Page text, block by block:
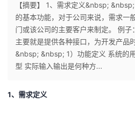
个
人
我
【摘要】 1、需求定义&nbsp;
的基本功能，对于公司来说，需求一
门或该公司的主要客户来制定。 例子
主要就是提供各种接口，为开发产品
&nbsp; &nbsp; 1）功能定义 系统的
型 实际输入输出是何种方...
1、需求定义